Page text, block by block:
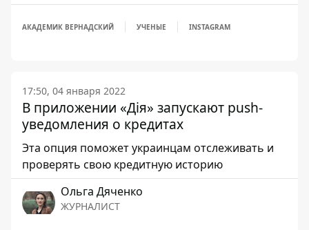
АКАДЕМИК ВЕРНАДСКИЙ УЧЕНЫЕ INSTAGRAM
17:50, 04 января 2022
В приложении «Дія» запускают push-
уведомления о кредитах
Эта опция поможет украинцам отслеживать и
проверять свою кредитную историю
Ольга Дяченко
ЖУРНАЛИСТ